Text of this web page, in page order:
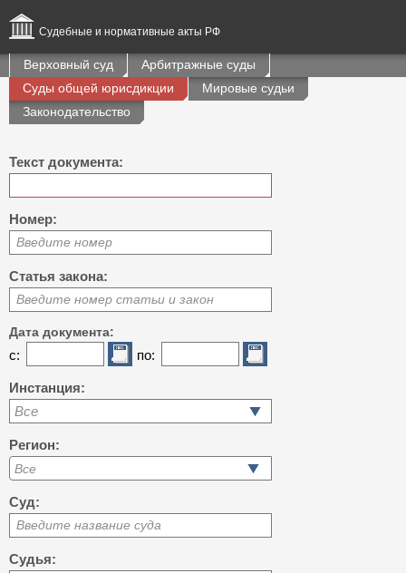
Судебные и нормативные акты РФ
Верховный суд
Арбитражные суды
Суды общей юрисдикции
Мировые судьи
Законодательство
Текст документа:
Номер:
Введите номер
Статья закона:
Введите номер статьи и закон
Дата документа:
с: по:
Инстанция:
Все
Регион:
Суд:
Введите название суда
Судья: